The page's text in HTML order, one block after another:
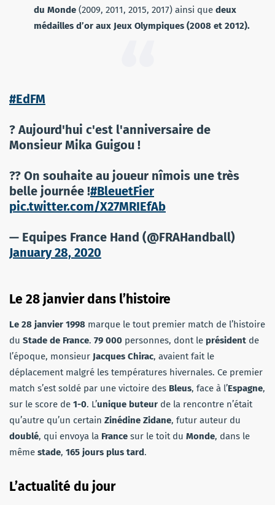
du Monde (2009, 2011, 2015, 2017) ainsi que deux
médailles d’or aux Jeux Olympiques (2008 et 2012).
#EdFM
? Aujourd'hui c'est l'anniversaire de
Monsieur Mika Guigou !
?? On souhaite au joueur nîmois une très
belle journée !#BleuetFier
pic.twitter.com/X27MRIEfAb
— Equipes France Hand (@FRAHandball)
January 28, 2020
Le 28 janvier dans l’histoire
Le 28 janvier 1998 marque le tout premier match de l’histoire
du Stade de France. 79 000 personnes, dont le président de
l’époque, monsieur Jacques Chirac, avaient fait le
déplacement malgré les températures hivernales. Ce premier
match s’est soldé par une victoire des Bleus, face à l’Espagne,
sur le score de 1-0. L’unique buteur de la rencontre n’était
qu’autre qu’un certain Zinédine Zidane, futur auteur du
doublé, qui envoya la France sur le toit du Monde, dans le
même stade, 165 jours plus tard.
L’actualité du jour